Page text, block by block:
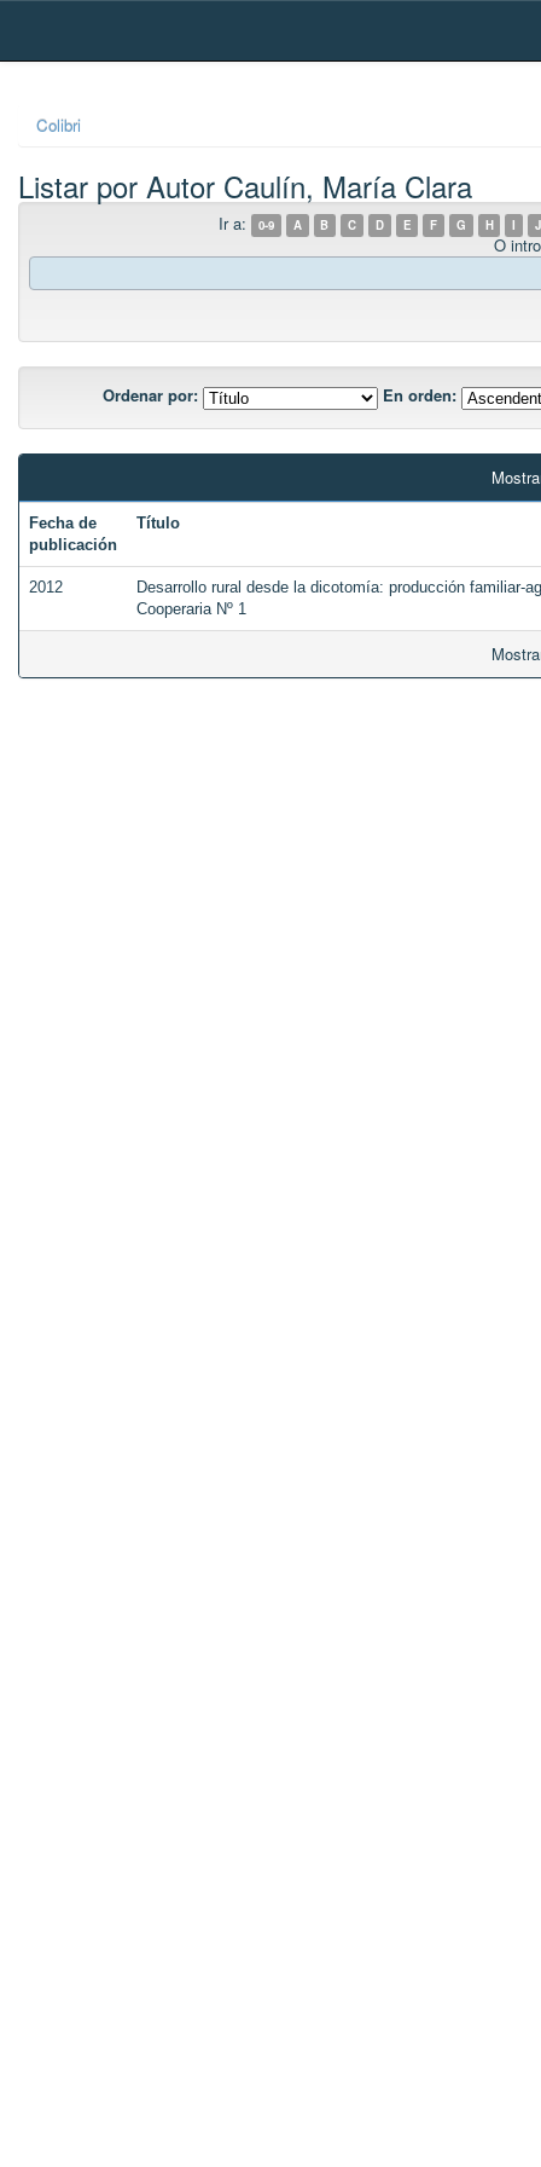
Skip
Colibri
Listar por Autor Caulín, María Clara
Ir a: 0-9 A B C D E F G H I J
O
Ordenar por: En orden:
Fecha de
publicación
Título
2012
Desarrollo rural desde la dicotomía: producción familiar-
Cooperaria Nº 1